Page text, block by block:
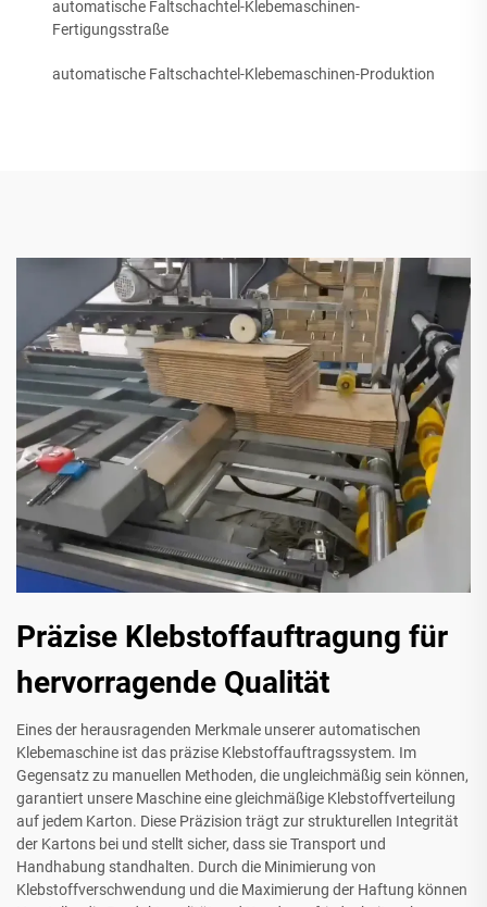
automatische Faltschachtel-Klebemaschinen-
Fertigungsstraße
automatische Faltschachtel-Klebemaschinen-Produktion
Präzise Klebstoffauftragung für
hervorragende Qualität
Eines der herausragenden Merkmale unserer automatischen
Klebemaschine ist das präzise Klebstoffauftragssystem. Im
Gegensatz zu manuellen Methoden, die ungleichmäßig sein können,
garantiert unsere Maschine eine gleichmäßige Klebstoffverteilung
auf jedem Karton. Diese Präzision trägt zur strukturellen Integrität
der Kartons bei und stellt sicher, dass sie Transport und
Handhabung standhalten. Durch die Minimierung von
Klebstoffverschwendung und die Maximierung der Haftung können